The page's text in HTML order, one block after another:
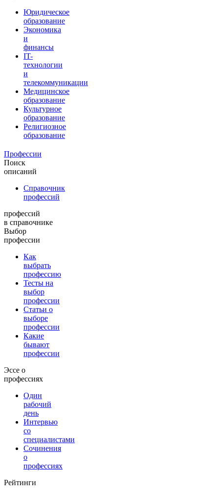
Юридическое
образование
Экономика
и
финансы
IT-
технологии
и
телекоммуникации
Медицинское
образование
Культурное
образование
Религиозное
образование
Профессии
Поиск
описаний
Справочник
профессий
профессий
в справочнике
Выбор
профессии
Как
выбрать
профессию
Тесты на
выбор
профессии
Статьи о
выборе
профессии
Какие
бывают
профессии
Эссе о
профессиях
Один
рабочий
день
Интервью
со
специалистами
Сочинения
о
профессиях
Рейтинги